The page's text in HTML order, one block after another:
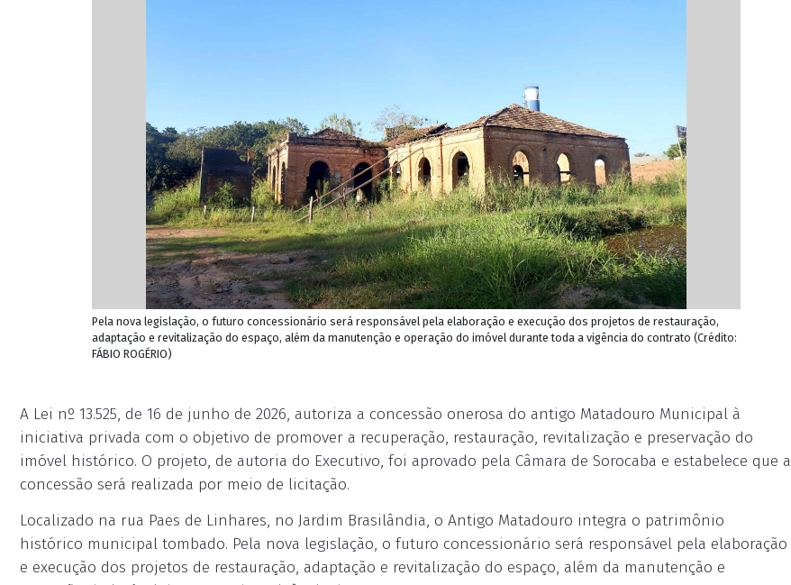
Pela nova legislação, o futuro concessionário será responsável pela elaboração e execução dos projetos de restauração,
adaptação e revitalização do espaço, além da manutenção e operação do imóvel durante toda a vigência do contrato (Crédito:
FÁBIO ROGÉRIO)
A Lei nº 13.525, de 16 de junho de 2026, autoriza a concessão onerosa do antigo Matadouro Municipal à
iniciativa privada com o objetivo de promover a recuperação, restauração, revitalização e preservação do
imóvel histórico. O projeto, de autoria do Executivo, foi aprovado pela Câmara de Sorocaba e estabelece que a
concessão será realizada por meio de licitação.
Localizado na rua Paes de Linhares, no Jardim Brasilândia, o Antigo Matadouro integra o patrimônio
histórico municipal tombado. Pela nova legislação, o futuro concessionário será responsável pela elaboração
e execução dos projetos de restauração, adaptação e revitalização do espaço, além da manutenção e